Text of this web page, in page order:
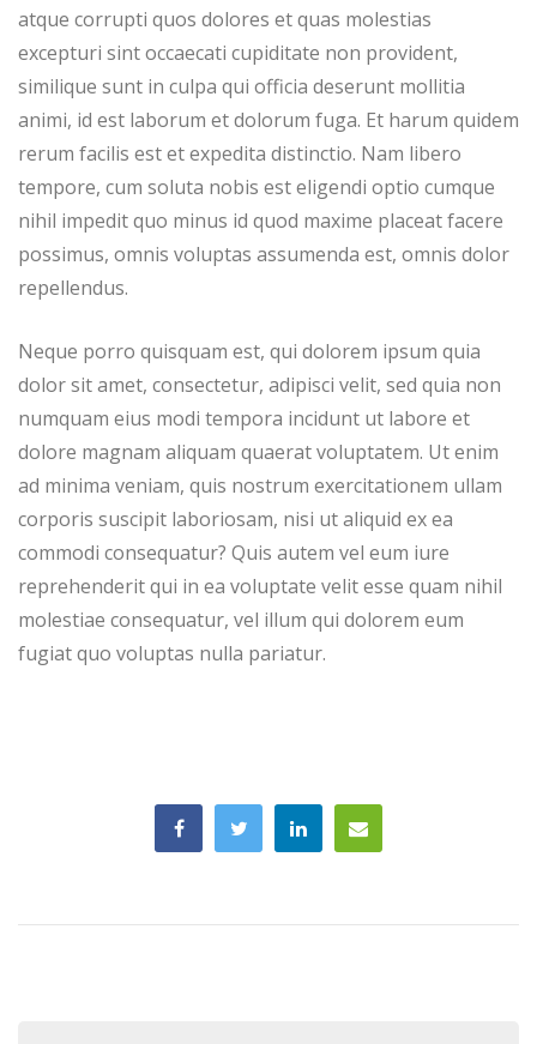
atque corrupti quos dolores et quas molestias
excepturi sint occaecati cupiditate non provident,
similique sunt in culpa qui officia deserunt mollitia
animi, id est laborum et dolorum fuga. Et harum quidem
rerum facilis est et expedita distinctio. Nam libero
tempore, cum soluta nobis est eligendi optio cumque
nihil impedit quo minus id quod maxime placeat facere
possimus, omnis voluptas assumenda est, omnis dolor
repellendus.
Neque porro quisquam est, qui dolorem ipsum quia
dolor sit amet, consectetur, adipisci velit, sed quia non
numquam eius modi tempora incidunt ut labore et
dolore magnam aliquam quaerat voluptatem. Ut enim
ad minima veniam, quis nostrum exercitationem ullam
corporis suscipit laboriosam, nisi ut aliquid ex ea
commodi consequatur? Quis autem vel eum iure
reprehenderit qui in ea voluptate velit esse quam nihil
molestiae consequatur, vel illum qui dolorem eum
fugiat quo voluptas nulla pariatur.